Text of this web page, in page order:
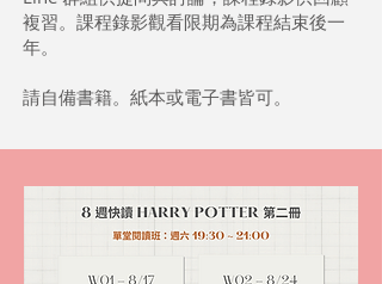
複習。課程錄影觀看限期為課程結束後一
年。
請自備書籍。紙本或電子書皆可。